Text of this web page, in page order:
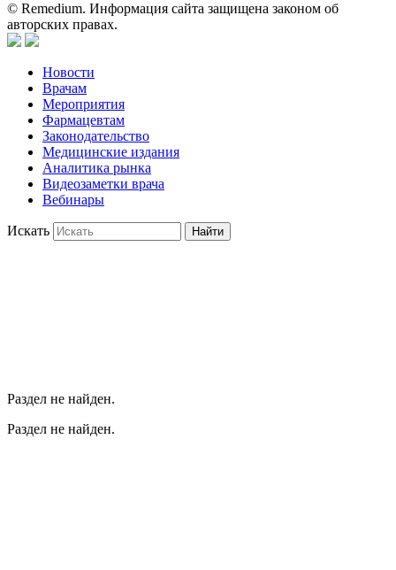
© Remedium. Информация сайта защищена законом об
авторских правах.
Новости
Врачам
Мероприятия
Фармацевтам
Законодательство
Медицинские издания
Аналитика рынка
Видеозаметки врача
Вебинары
Искать Найти
Раздел не найден.
Раздел не найден.